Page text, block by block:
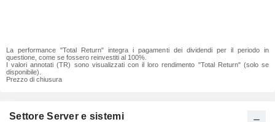
La performance "Total Return" integra i pagamenti dei dividendi per il periodo in
questione, come se fossero reinvestiti al 100%.
I valori annotati (TR) sono visualizzati con il loro rendimento "Total Return" (solo se
disponibile).
Prezzo di chiusura
Settore Server e sistemi